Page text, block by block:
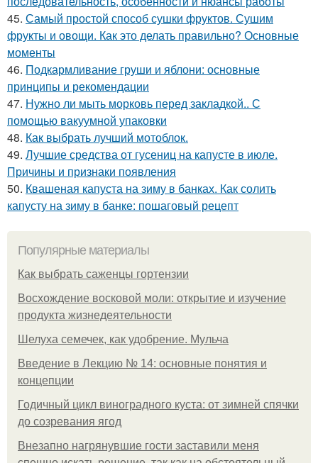
45. Самый простой способ сушки фруктов. Сушим
фрукты и овощи. Как это делать правильно? Основные
моменты
46. Подкармливание груши и яблони: основные
принципы и рекомендации
47. Нужно ли мыть морковь перед закладкой.. С
помощью вакуумной упаковки
48. Как выбрать лучший мотоблок.
49. Лучшие средства от гусениц на капусте в июле.
Причины и признаки появления
50. Квашеная капуста на зиму в банках. Как солить
капусту на зиму в банке: пошаговый рецепт
Популярные материалы
Как выбрать саженцы гортензии
Восхождение восковой моли: открытие и изучение
продукта жизнедеятельности
Шелуха семечек, как удобрение. Мульча
Введение в Лекцию № 14: основные понятия и
концепции
Годичный цикл виноградного куста: от зимней спячки
до созревания ягод
Внезапно нагрянувшие гости заставили меня